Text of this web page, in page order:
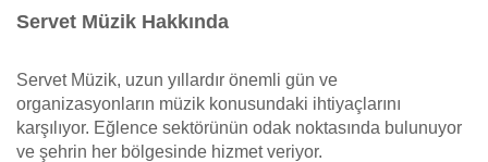
Servet Müzik Hakkında
Servet Müzik, uzun yıllardır önemli gün ve
organizasyonların müzik konusundaki ihtiyaçlarını
karşılıyor. Eğlence sektörünün odak noktasında bulunuyor
ve şehrin her bölgesinde hizmet veriyor.